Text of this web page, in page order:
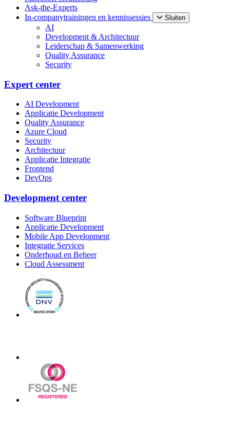
Ask-the-Experts
In-companytrainingen en kennissessies
Sluiten
AI
Development & Architectuur
Leiderschap & Samenwerking
Quality Assurance
Security
Expert center
AI Development
Applicatie Development
Quality Assurance
Azure Cloud
Security
Architectuur
Applicatie Integratie
Frontend
DevOps
Development center
Software Blueprint
Applicatie Development
Mobile App Development
Integratie Services
Onderhoud en Beheer
Cloud Assessment